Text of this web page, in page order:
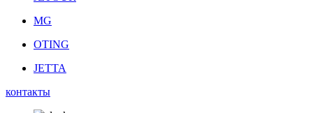
MG
OTING
JETTA
контакты